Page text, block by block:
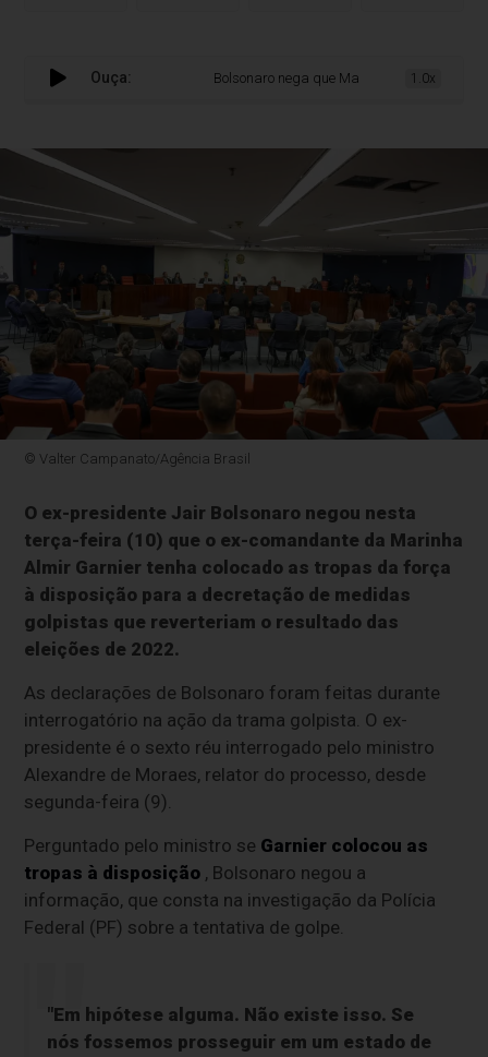
Ouça: Bolsonaro nega que Marinha tenha colocado
1.0x
© Valter Campanato/Agência Brasil
O ex-presidente Jair Bolsonaro negou nesta
terça-feira (10) que o ex-comandante da Marinha
Almir Garnier tenha colocado as tropas da força
à disposição para a decretação de medidas
golpistas que reverteriam o resultado das
eleições de 2022.
As declarações de Bolsonaro foram feitas durante
interrogatório na ação da trama golpista. O ex-
presidente é o sexto réu interrogado pelo ministro
Alexandre de Moraes, relator do processo, desde
segunda-feira (9).
Perguntado pelo ministro se Garnier colocou as
tropas à disposição , Bolsonaro negou a
informação, que consta na investigação da Polícia
Federal (PF) sobre a tentativa de golpe.
"Em hipótese alguma. Não existe isso. Se
nós fossemos prosseguir em um estado de